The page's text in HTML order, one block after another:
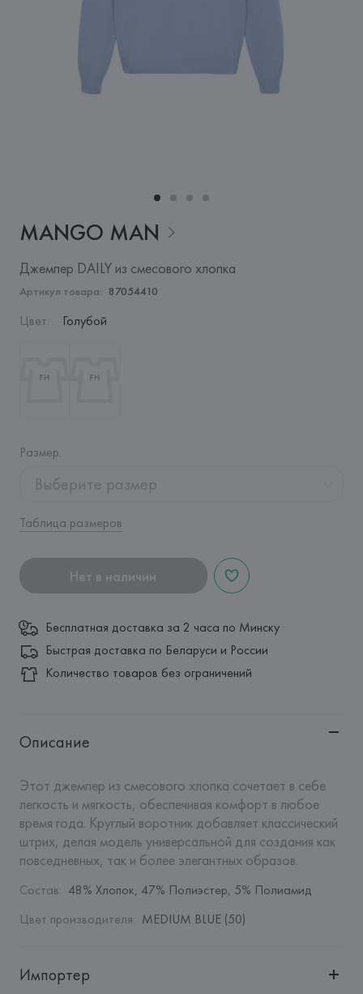
MANGO MAN
Джемпер DAILY из смесового хлопка
Артикул товара: 87054410
Цвет: Голубой
Размер:
Выберите размер
Таблица размеров
Нет в наличии
Бесплатная доставка за 2 часа по Минску
Быстрая доставка по Беларуси и России
Количество товаров без ограничений
Описание
Этот джемпер из смесового хлопка сочетает в себе
легкость и мягкость, обеспечивая комфорт в любое
время года. Круглый воротник добавляет классический
штрих, делая модель универсальной для создания как
повседневных, так и более элегантных образов.
Состав: 48% Хлопок, 47% Полиэстер, 5% Полиамид
Цвет производителя: MEDIUM BLUE (50)
Импортер